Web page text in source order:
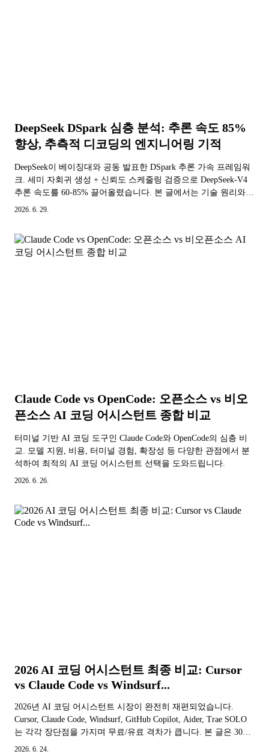
DeepSeek DSpark 심층 분석: 추론 속도 85%
향상, 추측적 디코딩의 엔지니어링 기적
DeepSeek이 베이징대와 공동 발표한 DSpark 추론 가속 프레임워
크. 세미 자회귀 생성 + 신뢰도 스케줄링 검증으로 DeepSeek-V4
추론 속도를 60-85% 끌어올렸습니다. 본 글에서는 기술 원리와
프로덕션 배포 효과를 낱낱이 파헤칩니다.
2026. 6. 29.
Claude Code vs OpenCode: 오픈소스 vs 비오
픈소스 AI 코딩 어시스턴트 종합 비교
터미널 기반 AI 코딩 도구인 Claude Code와 OpenCode의 심층 비
교. 모델 지원, 비용, 터미널 경험, 확장성 등 다양한 관점에서 분
석하여 최적의 AI 코딩 어시스턴트 선택을 도와드립니다.
2026. 6. 26.
2026 AI 코딩 어시스턴트 최종 비교: Cursor
vs Claude Code vs Windsurf...
2026년 AI 코딩 어시스턴트 시장이 완전히 재편되었습니다.
Cursor, Claude Code, Windsurf, GitHub Copilot, Aider, Trae SOLO
는 각각 장단점을 가지며 무료/유료 격차가 큽니다. 본 글은 30일
실측 데이터로 코드 보완, 멀티파일...
2026. 6. 24.